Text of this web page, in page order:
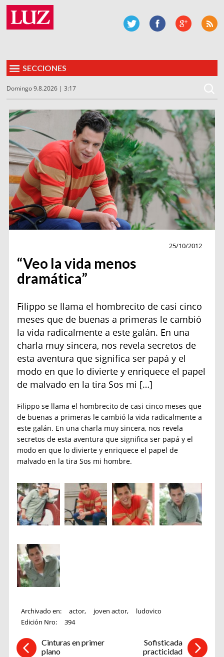
SECCIONES
Domingo 9.8.2026 | 3:17
25/10/2012
“Veo la vida menos
dramática”
Filippo se llama el hombrecito de casi cinco
meses que de buenas a primeras le cambió
la vida radicalmente a este galán. En una
charla muy sincera, nos revela secretos de
esta aventura que significa ser papá y el
modo en que lo divierte y enriquece el papel
de malvado en la tira Sos mi […]
Filippo se llama el hombrecito de casi cinco meses que
de buenas a primeras le cambió la vida radicalmente a
este galán. En una charla muy sincera, nos revela
secretos de esta aventura que significa ser papá y el
modo en que lo divierte y enriquece el papel de
malvado en la tira Sos mi hombre.
Archivado en: actor, joven actor,
ludovico
Edición Nro:
394
Cinturas en primer
plano
Sofisticada
practicidad